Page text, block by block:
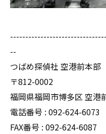
--
つばめ探偵社 空港前本部
〒812-0002
福岡県福岡市博多区 空港
電話番号 : 092-624-6073
FAX番号 : 092-624-6087